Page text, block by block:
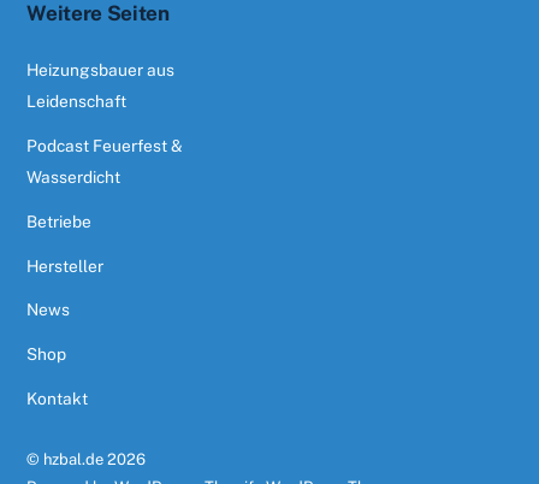
Weitere Seiten
Heizungsbauer aus
Leidenschaft
Podcast Feuerfest &
Wasserdicht
Betriebe
Hersteller
News
Shop
Kontakt
© hzbal.de 2026